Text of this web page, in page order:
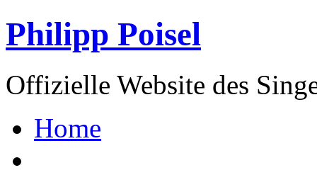
Philipp Poisel
Offizielle Website des
Home